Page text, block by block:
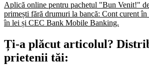
Aplică online pentru pachetul "Bun Venit!"
primești fără drumuri la bancă: Cont curent
în lei și CEC Bank Mobile Banking.​
Ți-a plăcut articolul?
prietenii tăi: